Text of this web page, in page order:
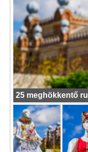
25 meghökkentő